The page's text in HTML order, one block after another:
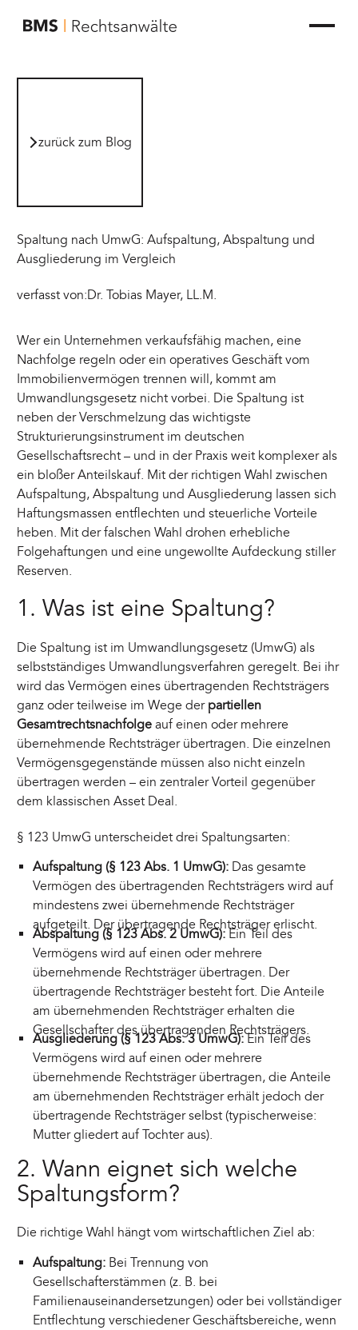
zur Startseite von BMS Rechtsanwälte
zurück zum Blog
Spaltung nach UmwG: Aufspaltung, Abspaltung und
Ausgliederung im Vergleich
verfasst von:Dr. Tobias Mayer, LL.M.
Wer ein Unternehmen verkaufsfähig machen, eine
Nachfolge regeln oder ein operatives Geschäft vom
Immobilienvermögen trennen will, kommt am
Umwandlungsgesetz nicht vorbei. Die Spaltung ist
neben der Verschmelzung das wichtigste
Strukturierungsinstrument im deutschen
Gesellschaftsrecht – und in der Praxis weit komplexer als
ein bloßer Anteilskauf. Mit der richtigen Wahl zwischen
Aufspaltung, Abspaltung und Ausgliederung lassen sich
Haftungsmassen entflechten und steuerliche Vorteile
heben. Mit der falschen Wahl drohen erhebliche
Folgehaftungen und eine ungewollte Aufdeckung stiller
Reserven.
1. Was ist eine Spaltung?
Die Spaltung ist im Umwandlungsgesetz (UmwG) als
selbstständiges Umwandlungsverfahren geregelt. Bei ihr
wird das Vermögen eines übertragenden Rechtsträgers
ganz oder teilweise im Wege der partiellen
Gesamtrechtsnachfolge auf einen oder mehrere
übernehmende Rechtsträger übertragen. Die einzelnen
Vermögensgegenstände müssen also nicht einzeln
übertragen werden – ein zentraler Vorteil gegenüber
dem klassischen Asset Deal.
§ 123 UmwG unterscheidet drei Spaltungsarten:
Aufspaltung (§ 123 Abs. 1 UmwG):Das gesamte
Vermögen des übertragenden Rechtsträgers wird auf
mindestens zwei übernehmende Rechtsträger
aufgeteilt. Der übertragende Rechtsträger erlischt.
Abspaltung (§ 123 Abs. 2 UmwG):Ein Teil des
Vermögens wird auf einen oder mehrere
übernehmende Rechtsträger übertragen. Der
übertragende Rechtsträger besteht fort. Die Anteile
am übernehmenden Rechtsträger erhalten die
Gesellschafter des übertragenden Rechtsträgers.
Ausgliederung (§ 123 Abs. 3 UmwG):Ein Teil des
Vermögens wird auf einen oder mehrere
übernehmende Rechtsträger übertragen, die Anteile
am übernehmenden Rechtsträger erhält jedoch der
übertragende Rechtsträger selbst (typischerweise:
Mutter gliedert auf Tochter aus).
2. Wann eignet sich welche
Spaltungsform?
Die richtige Wahl hängt vom wirtschaftlichen Ziel ab:
Aufspaltung:Bei Trennung von
Gesellschafterstämmen (z. B. bei
Familienauseinandersetzungen) oder bei vollständiger
Entflechtung verschiedener Geschäftsbereiche, wenn